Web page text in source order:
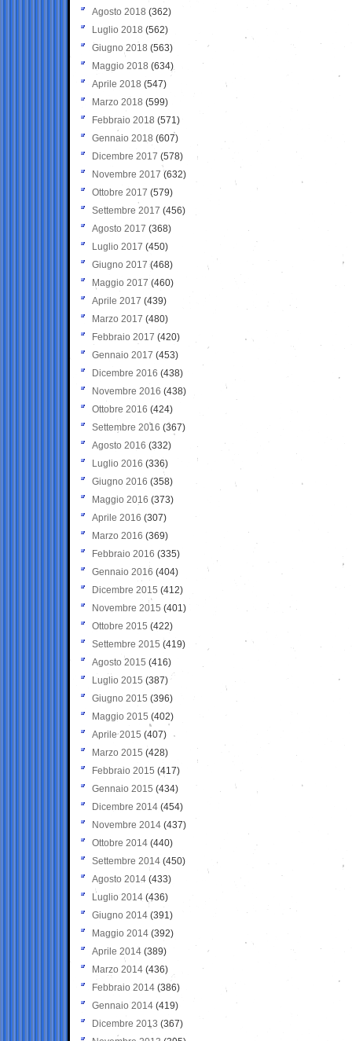
Agosto 2018 (362)
Luglio 2018 (562)
Giugno 2018 (563)
Maggio 2018 (634)
Aprile 2018 (547)
Marzo 2018 (599)
Febbraio 2018 (571)
Gennaio 2018 (607)
Dicembre 2017 (578)
Novembre 2017 (632)
Ottobre 2017 (579)
Settembre 2017 (456)
Agosto 2017 (368)
Luglio 2017 (450)
Giugno 2017 (468)
Maggio 2017 (460)
Aprile 2017 (439)
Marzo 2017 (480)
Febbraio 2017 (420)
Gennaio 2017 (453)
Dicembre 2016 (438)
Novembre 2016 (438)
Ottobre 2016 (424)
Settembre 2016 (367)
Agosto 2016 (332)
Luglio 2016 (336)
Giugno 2016 (358)
Maggio 2016 (373)
Aprile 2016 (307)
Marzo 2016 (369)
Febbraio 2016 (335)
Gennaio 2016 (404)
Dicembre 2015 (412)
Novembre 2015 (401)
Ottobre 2015 (422)
Settembre 2015 (419)
Agosto 2015 (416)
Luglio 2015 (387)
Giugno 2015 (396)
Maggio 2015 (402)
Aprile 2015 (407)
Marzo 2015 (428)
Febbraio 2015 (417)
Gennaio 2015 (434)
Dicembre 2014 (454)
Novembre 2014 (437)
Ottobre 2014 (440)
Settembre 2014 (450)
Agosto 2014 (433)
Luglio 2014 (436)
Giugno 2014 (391)
Maggio 2014 (392)
Aprile 2014 (389)
Marzo 2014 (436)
Febbraio 2014 (386)
Gennaio 2014 (419)
Dicembre 2013 (367)